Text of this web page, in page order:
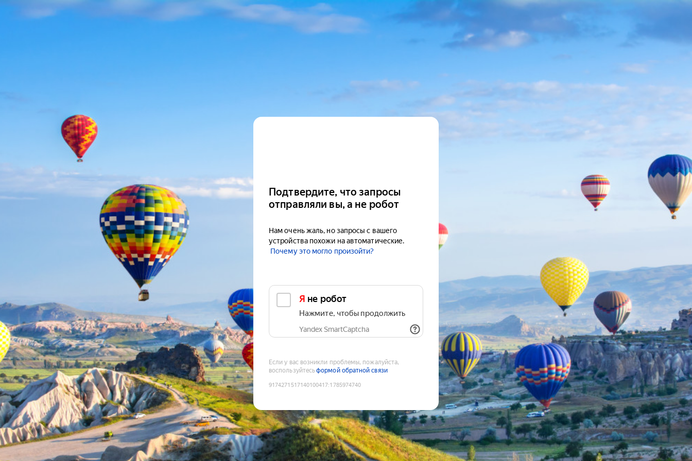
Подтвердите, что запросы
отправляли вы, а не робот
Нам очень жаль, но запросы с вашего
устройства похожи на автоматические.
Почему это могло произойти?
Я не робот
Нажмите, чтобы продолжить
Yandex SmartCaptcha
Если у вас возникли проблемы, пожалуйста,
воспользуйтесьформой обратной связи
9174271517140100417:1785974740